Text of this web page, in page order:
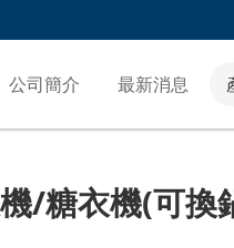
公司簡介 最新消息
/糖衣機(可換